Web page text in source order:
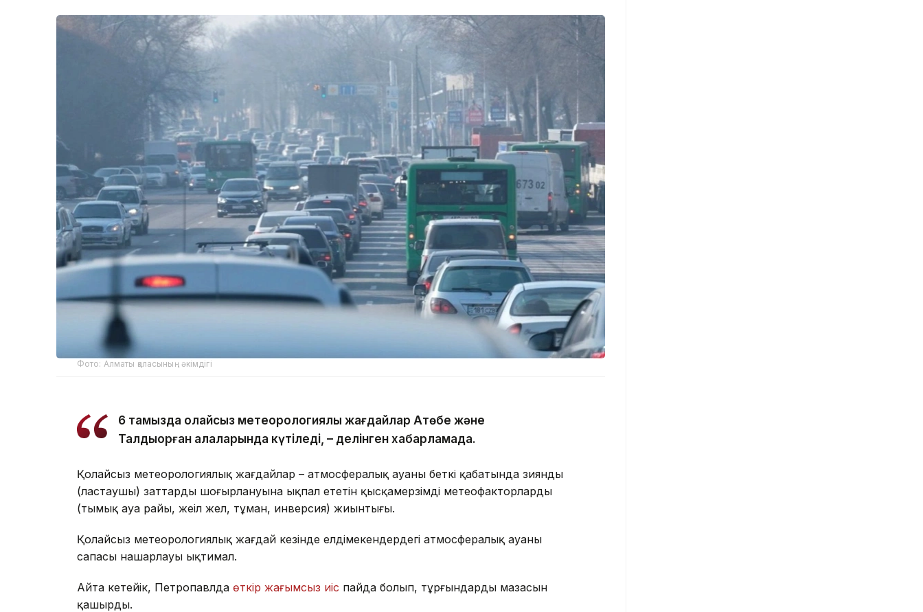
Фото: Алматы қаласының әкімдігі
6 тамызда қолайсыз метеорологиялық жағдайлар Ақтөбе және
Талдықорған қалаларында күтіледі, – делінген хабарламада.
Қолайсыз метеорологиялық жағдайлар – атмосфералық ауаның беткі қабатында зиянды
(ластаушы) заттардың шоғырлануына ықпал ететін қысқамерзімді метеофакторлардың
(тымық ауа райы, жеңіл жел, тұман, инверсия) жиынтығы.
Қолайсыз метеорологиялық жағдай кезінде елдімекендердегі атмосфералық ауаның
сапасы нашарлауы ықтимал.
Айта кетейік, Петропавлда өткір жағымсыз иіс пайда болып, тұрғындардың мазасын
қашырды.